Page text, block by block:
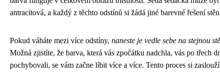
antracitová, a každý z těchto odstínů si žádá jiné barevné řešení
Pokud váháte mezi více odstíny, naneste je vedle sebe na stejnou
Možná zjistíte, že barva, která vás zpočátku nadchla, vás po třech
pochybovali, se vám začne líbit více a více. Tento proces si